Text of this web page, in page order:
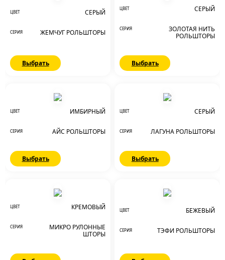
ЦВЕТ СЕРЫЙ
СЕРИЯ ЖЕМЧУГ РОЛЬШТОРЫ
Выбрать
ЦВЕТ СЕРЫЙ
СЕРИЯ
ЗОЛОТАЯ НИТЬ
РОЛЬШТОРЫ
Выбрать
ЦВЕТ ИМБИРНЫЙ
СЕРИЯ АЙС РОЛЬШТОРЫ
Выбрать
ЦВЕТ СЕРЫЙ
СЕРИЯ ЛАГУНА РОЛЬШТОРЫ
Выбрать
ЦВЕТ КРЕМОВЫЙ
СЕРИЯ
МИКРО РУЛОННЫЕ
ШТОРЫ
ЦВЕТ БЕЖЕВЫЙ
СЕРИЯ ТЭФИ РОЛЬШТОРЫ